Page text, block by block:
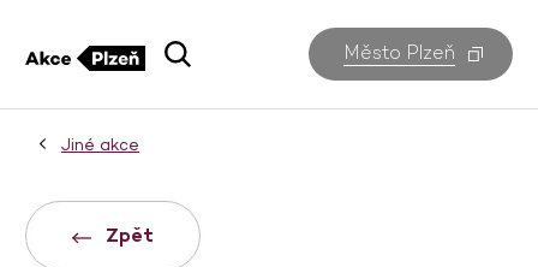
Město Plzeň
Jiné akce
Zpět